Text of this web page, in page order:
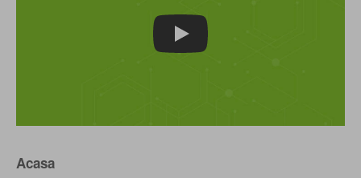
Play
Acasa